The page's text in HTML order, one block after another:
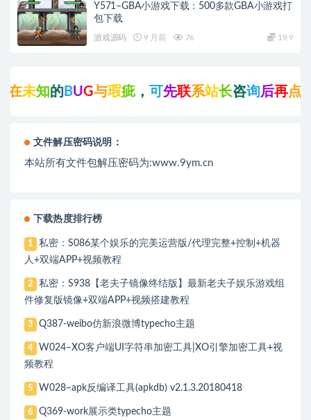
Y571–GBA小游戏下载：500多款GBA小游戏打
包下载
游戏源码 9 月前 76 19.9
知的B UG与瑕疵，可 先联系站长咨询后再点击支
文件解压密码说明：
本站所有文件包解压密码为:www.9ym.cn
下载热度排行榜
1
私密：S086某个娱乐的完美运营版/代理完整+控制+机器
人+双端APP+视频教程
2
私密：S938【老夫子镜像终结版】最新老夫子娱乐游戏组
件修复版镜像+双端APP+视频搭建教程
3 Q387-weibo仿新浪微博typecho主题
4
W024–XO客户端UI字符串加密工具|XO引擎加密工具+视
频教程
5 W028–apk反编译工具(apkdb) v2.1.3.20180418
6 Q369-work展示类typecho主题